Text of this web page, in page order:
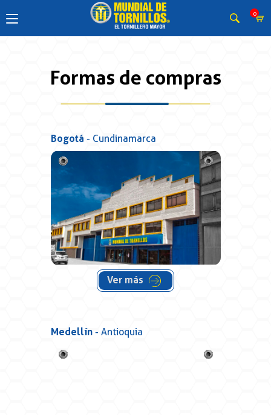
0
Formas de compras
Bogotá - Cundinamarca
Ver más
Medellín- Antioquia